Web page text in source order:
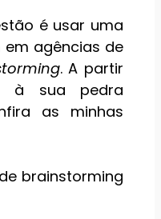
é usar uma
agências de
. A partir
à sua pedra
as minhas
brainstorming